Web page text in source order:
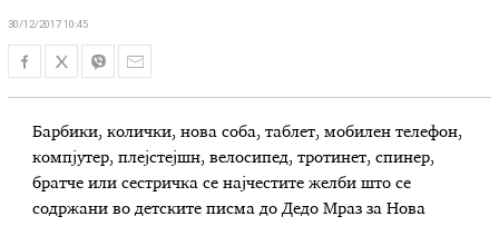
30/12/2017 10:45
Барбики, колички, нова соба, таблет, мобилен телефон,
компјутер, плејстејшн, велосипед, тротинет, спинер,
братче или сестричка се најчестите желби што се
содржани во детските писма до Дедо Мраз за Нова